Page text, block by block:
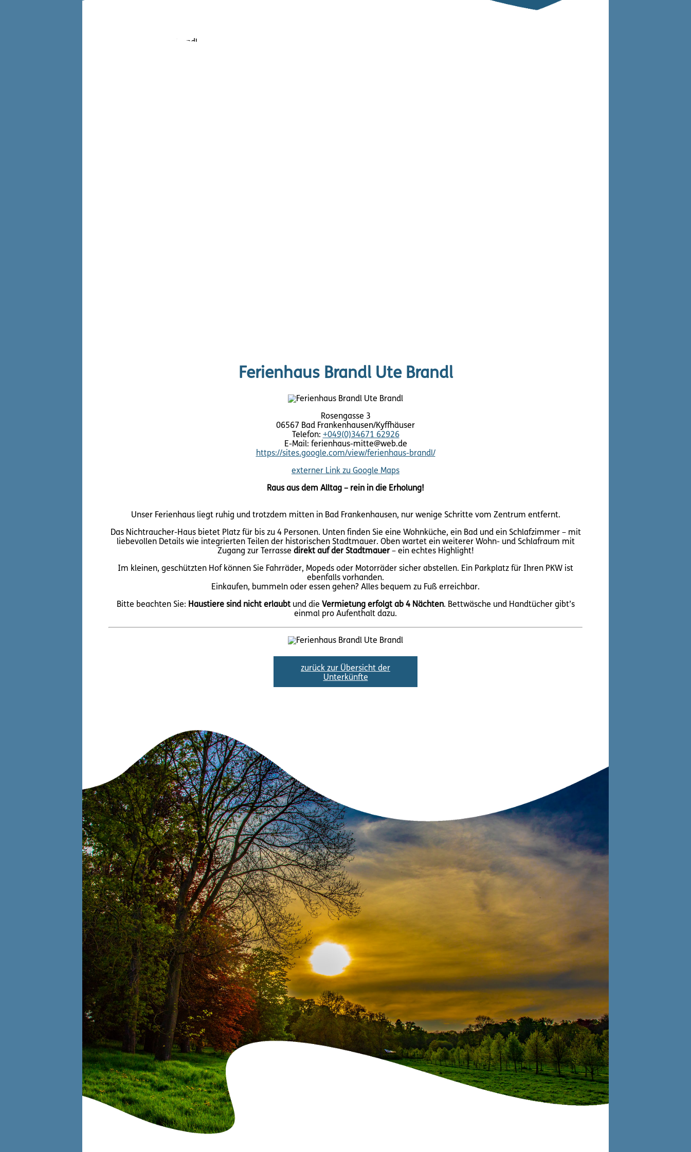
Ferienhaus Brandl Ute Brandl
Rosengasse 3
06567 Bad Frankenhausen/Kyffhäuser
Telefon: +049(0)34671 62926
E-Mail: ferienhaus-mitte@web.de
https://sites.google.com/view/ferienhaus-brandl/
externer Link zu Google Maps
Raus aus dem Alltag – rein in die Erholung!
Unser Ferienhaus liegt ruhig und trotzdem mitten in Bad Frankenhausen, nur wenige Schritte vom Zentrum entfernt.
Das Nichtraucher-Haus bietet Platz für bis zu 4 Personen. Unten finden Sie eine Wohnküche, ein Bad und ein Schlafzimmer – mit
liebevollen Details wie integrierten Teilen der historischen Stadtmauer. Oben wartet ein weiterer Wohn- und Schlafraum mit
Zugang zur Terrasse direkt auf der Stadtmauer– ein echtes Highlight!
Im kleinen, geschützten Hof können Sie Fahrräder, Mopeds oder Motorräder sicher abstellen. Ein Parkplatz für Ihren PKW ist
ebenfalls vorhanden.
Einkaufen, bummeln oder essen gehen? Alles bequem zu Fuß erreichbar.
Bitte beachten Sie: Haustiere sind nicht erlaubtund die Vermietung erfolgt ab 4 Nächten. Bettwäsche und Handtücher gibt’s
einmal pro Aufenthalt dazu.
zurück zur Übersicht der
Unterkünfte